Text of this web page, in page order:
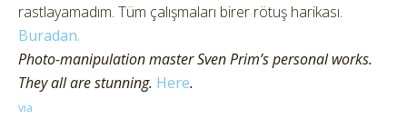
rastlayamadım. Tüm çalışmaları birer rötuş harikası.
Buradan.
Photo-manipulation master Sven Prim’s personal works.
They all are stunning. Here.
via